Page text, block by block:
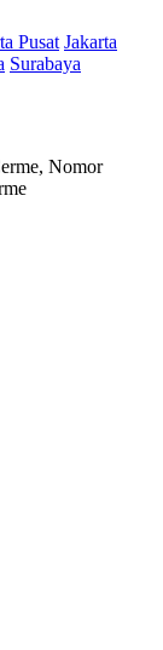
Pusat Jakarta
Surabaya
Nomor